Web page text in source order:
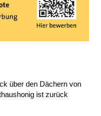
über den Dächern von
ist zurück